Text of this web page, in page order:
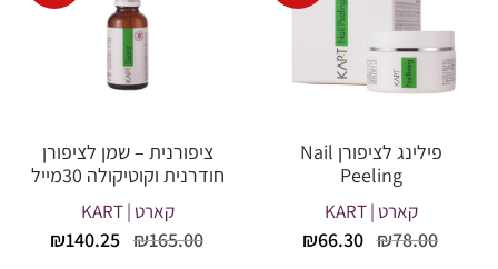
פילינג לציפורן Nail
Peeling
קארט | KART
₪78.00
המחיר₪66.30
ציפורנית – שמן לציפורן
חודרנית וקוטיקולה 30מייל
קארט | KART
₪165.00
המחיר₪140.25